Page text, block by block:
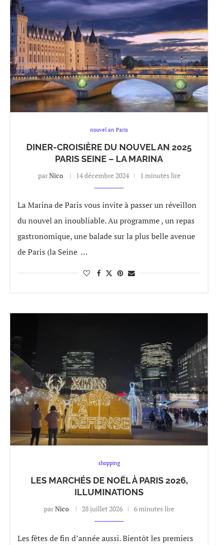
nouvel an Paris
DINER-CROISIÈRE DU NOUVEL AN 2025
PARIS SEINE – LA MARINA
parNico 14 décembre 2024 1 minutes lire
La Marina de Paris vous invite à passer un réveillon
du nouvel an inoubliable. Au programme , un repas
gastronomique, une balade sur la plus belle avenue
de Paris (la Seine …
shopping
LES MARCHÉS DE NOËL À PARIS 2026,
ILLUMINATIONS
parNico 28 juillet 2026 6 minutes lire
Les fêtes de fin d’année aussi. Bientôt les premiers